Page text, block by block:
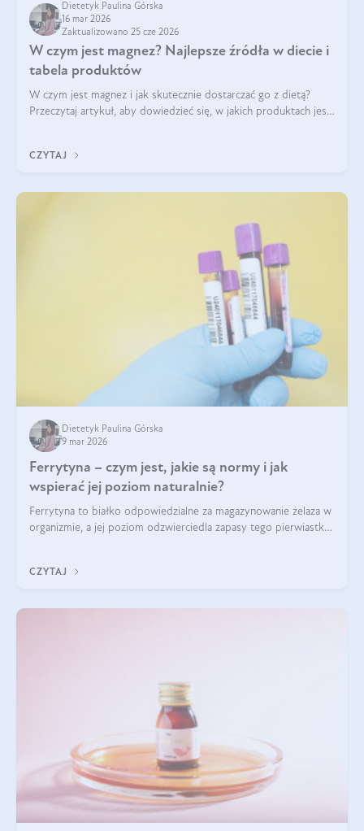
Dietetyk Paulina Górska
16 mar 2026
Zaktualizowano 25 cze 2026
W czym jest magnez? Najlepsze źródła w diecie i
tabela produktów
W czym jest magnez i jak skutecznie dostarczać go z dietą?
Przeczytaj artykuł, aby dowiedzieć się, w jakich produktach jest
CZYTAJ
Dietetyk Paulina Górska
9 mar 2026
Ferrytyna – czym jest, jakie są normy i jak
wspierać jej poziom naturalnie?
Ferrytyna to białko odpowiedzialne za magazynowanie żelaza w
organizmie, a jej poziom odzwierciedla zapasy tego pierwiastka.
funkcjonowanie (
CZYTAJ